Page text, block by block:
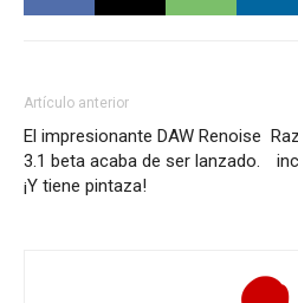
Artículo anterior
El impresionante DAW Renoise
3.1 beta acaba de ser lanzado.
¡Y tiene pintaza!